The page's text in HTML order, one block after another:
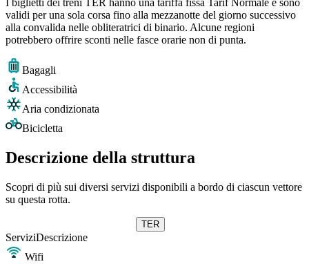
I biglietti dei treni TER hanno una tariffa fissa Tarif Normale e sono
validi per una sola corsa fino alla mezzanotte del giorno successivo
alla convalida nelle obliteratrici di binario. Alcune regioni
potrebbero offrire sconti nelle fasce orarie non di punta.
Bagagli
Accessibilità
Aria condizionata
Bicicletta
Descrizione della struttura
Scopri di più sui diversi servizi disponibili a bordo di ciascun vettore
su questa rotta.
TER
ServiziDescrizione
Wifi